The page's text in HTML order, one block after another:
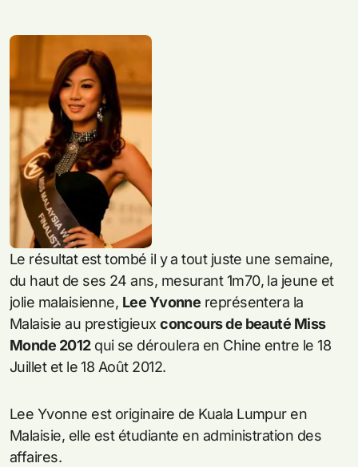
Le résultat est tombé il y a tout juste une semaine,
du haut de ses 24 ans, mesurant 1m70, la jeune et
jolie malaisienne, Lee Yvonne représentera la
Malaisie au prestigieuxconcours de beauté Miss
Monde 2012qui se déroulera en Chine entre le 18
Juillet et le 18 Août 2012.
Lee Yvonne est originaire de Kuala Lumpur en
Malaisie, elle est étudiante en administration des
affaires.